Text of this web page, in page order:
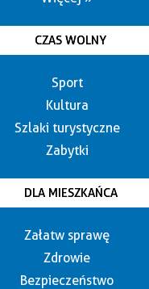
CZAS WOLNY
Sport
Kultura
Szlaki turystyczne
Zabytki
DLA MIESZKAŃCA
Załatw sprawę
Zdrowie
Bezpieczeństwo